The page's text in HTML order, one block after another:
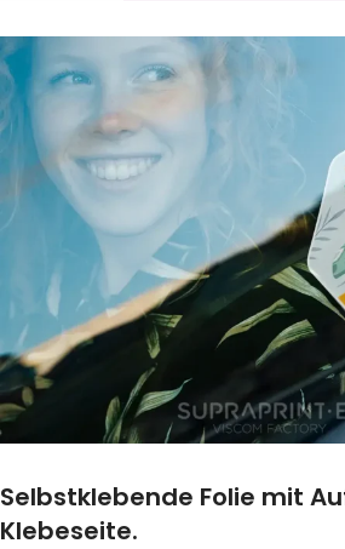
Selbstklebende Folie mit
Klebeseite.